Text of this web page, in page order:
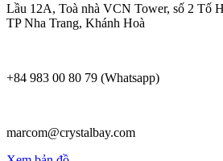
Lầu 12A, Toà nhà VCN Tower, số 2 Tố
TP Nha Trang, Khánh Hoà
+84 983 00 80 79 (Whatsapp)
marcom@crystalbay.com